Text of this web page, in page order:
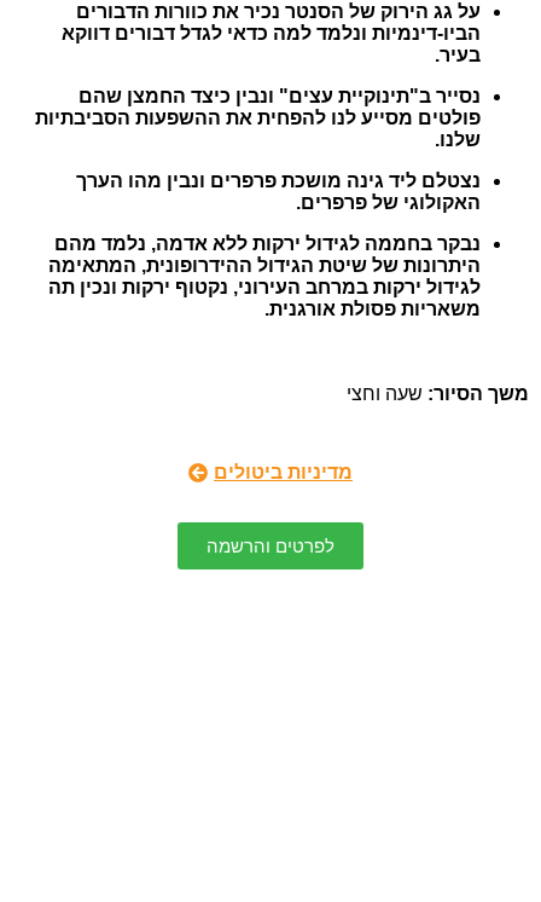
על גג הירוק של הסנטר נכיר את כוורות הדבורים
הביו-דינמיות ונלמד למה כדאי לגדל דבורים דווקא
בעיר.
נסייר ב"תינוקיית עצים" ונבין כיצד החמצן שהם
פולטים מסייע לנו להפחית את ההשפעות הסביבתיות
שלנו.
נצטלם ליד גינה מושכת פרפרים ונבין מהו הערך
האקולוגי של פרפרים.
נבקר בחממה לגידול ירקות ללא אדמה, נלמד מהם
היתרונות של שיטת הגידול ההידרופונית, המתאימה
לגידול ירקות במרחב העירוני, נקטוף ירקות ונכין תה
משאריות פסולת אורגנית.
משך הסיור: שעה וחצי
מדיניות ביטולים
לפרטים והרשמה